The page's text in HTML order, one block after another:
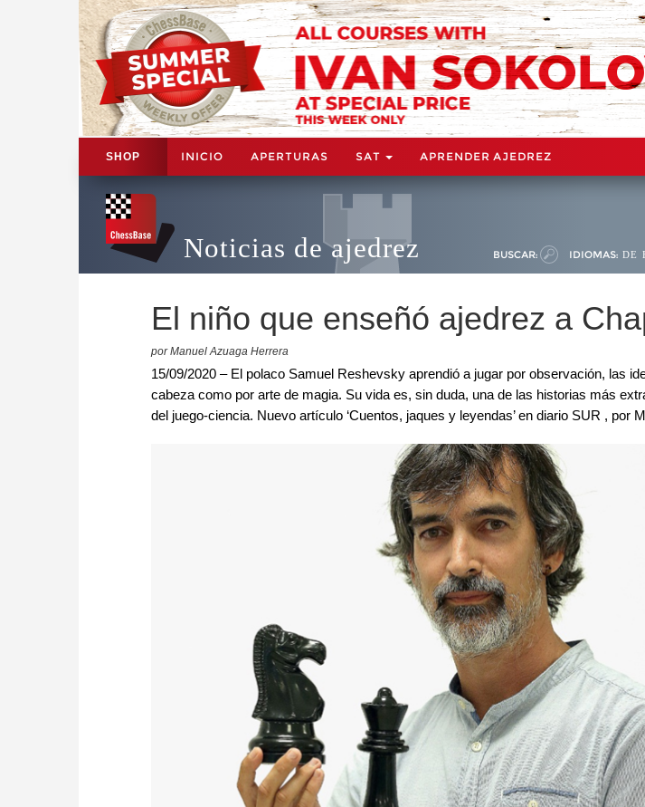
SHOP INICIO APERTURAS SAT APRENDER AJEDREZ
Noticias de ajedrez BUSCAR: IDIOMAS: DE
El niño que enseñó ajedrez a
por Manuel Azuaga Herrera
15/09/2020 – El polaco Samuel Reshevsky aprendió a jugar por observación, las
cabeza como por arte de magia. Su vida es, sin duda, una de las historias más
del juego-ciencia. Nuevo artículo ‘Cuentos, jaques y leyendas’ en diario SUR , por